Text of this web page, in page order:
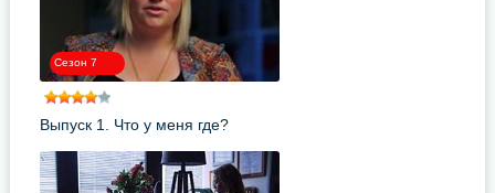
Сезон 7
Выпуск 1. Что у меня где?